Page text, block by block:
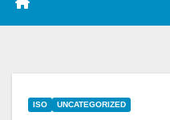
ISO UNCATEGORIZED